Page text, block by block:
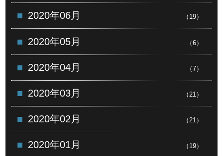
2020年06月 （19）
2020年05月 （6）
2020年04月 （7）
2020年03月 （21）
2020年02月 （21）
2020年01月 （19）